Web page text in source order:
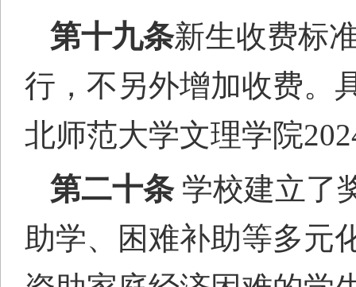
第十九条新生收费标
行，不另外增加收费。
北师范大学文理学院202
第二十条 学校建立了
助学、困难补助等多元